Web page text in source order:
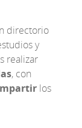
directorio
y
realizar
, con
los